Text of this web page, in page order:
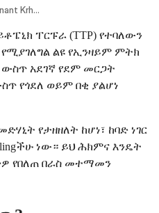
Adamts13 Recombinant Krhn Intravenous Route
ፐርፑራ (TTP) የተባለውን
ልዩ የኢንዛይም ምትክ
አደገኛ የደም መርጋት
የጎደለ ወይም በቂ ያልሆነ
የታዘዘለት ከሆነ፣ ከባድ ነገር
ነው። ይህ ሕክምና እንዴት
የበለጠ በራስ መተማመን